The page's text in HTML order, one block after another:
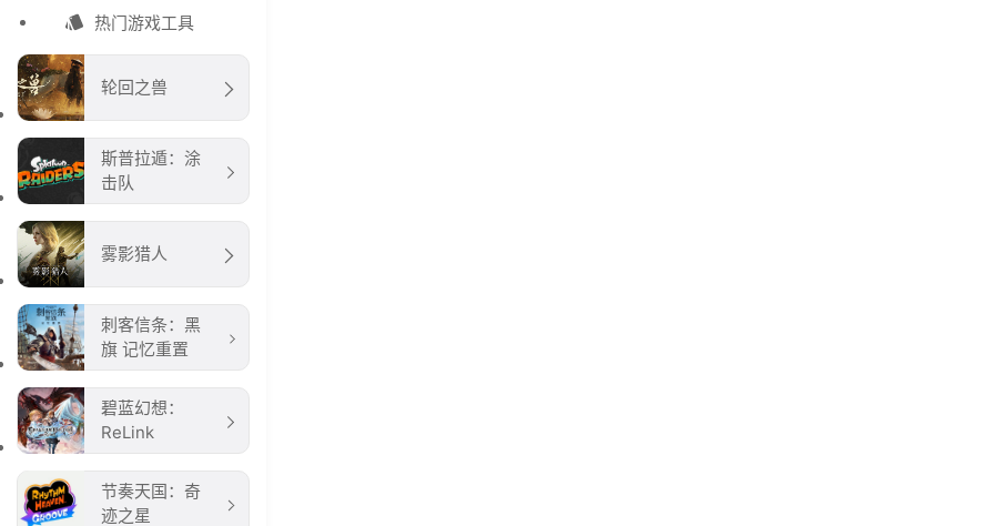
热门游戏工具
轮回之兽
斯普拉遁：涂
击队
雾影猎人
刺客信条：黑
旗 记忆重置
碧蓝幻想：
ReLink
节奏天国：奇
迹之星